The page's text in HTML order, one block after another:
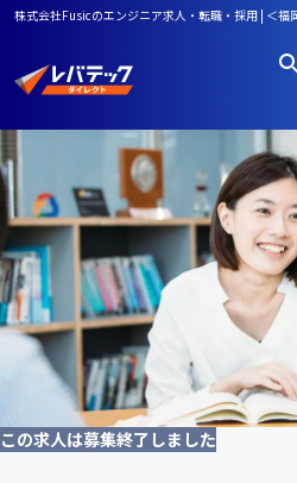
株式会社Fusicのエンジニア求人・転職・採用 | ＜
この求人は募集終了しました